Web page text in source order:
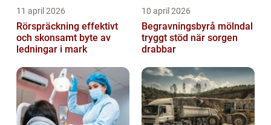
11 april 2026
Rörspräckning effektivt
och skonsamt byte av
ledningar i mark
10 april 2026
Begravningsbyrå mölndal
tryggt stöd när sorgen
drabbar